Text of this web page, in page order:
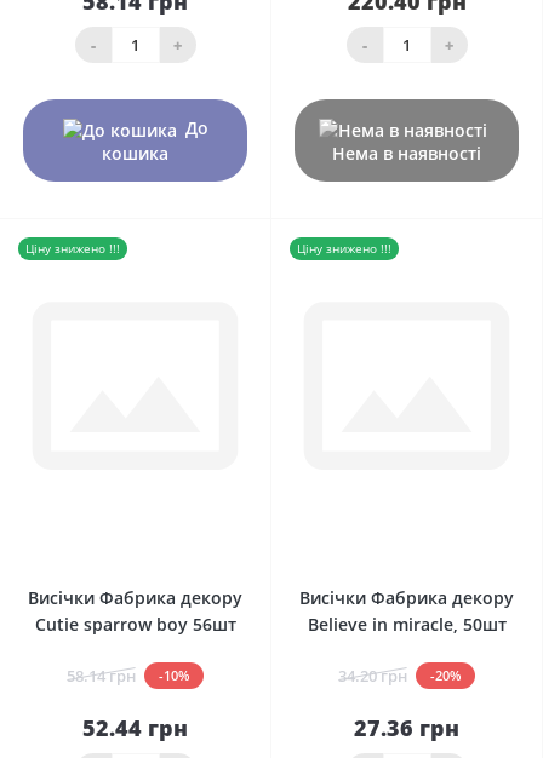
- +
До
кошика
- +
Нема в наявності
Ціну знижено !!!
Висічки Фабрика декору
Cutie sparrow boy 56шт
58.14 грн -10%
52.44 грн
Ціну знижено !!!
Висічки Фабрика декору
Believe in miracle, 50шт
34.20 грн -20%
27.36 грн